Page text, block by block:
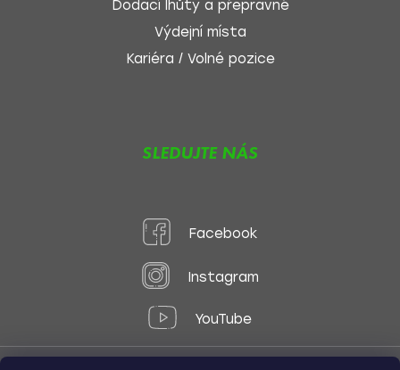
Dodací lhůty a přepravné
Výdejní místa
Kariéra / Volné pozice
SLEDUJTE NÁS
Facebook
Instagram
YouTube